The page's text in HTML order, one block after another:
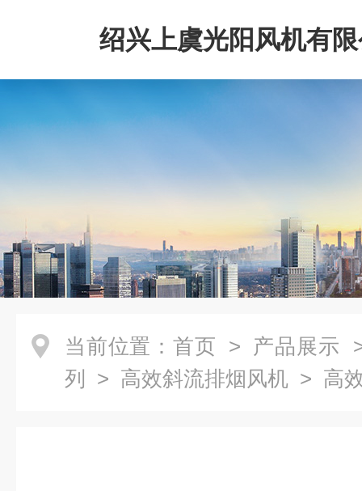
绍兴上虞光阳风机有
当前位置： 首页 > 产品展示
列
> 高效斜流排烟风机 > 高